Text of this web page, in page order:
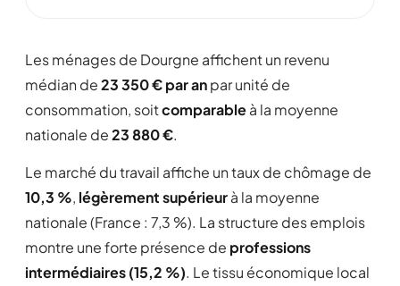
Les ménages de Dourgne affichent un revenu
médian de23 350 € par anpar unité de
consommation, soitcomparableà la moyenne
nationale de23 880 €.
Le marché du travail affiche un taux de chômage de
10,3 %, légèrement supérieurà la moyenne
nationale (France : 7,3 %). La structure des emplois
montre une forte présence de professions
intermédiaires (15,2 %). Le tissu économique local